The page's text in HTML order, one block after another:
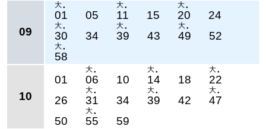
09
大 ●
01 05
大 ●
11 15
大 ●
20 24
大 ●
30 34
大 ●
39 43
大 ●
49 52
大 ●
58
10
01
大 ●
06 10
大 ●
14 18
大 ●
22
26
大 ●
31 34
大 ●
39 42
大 ●
47
50
大 ●
55 59